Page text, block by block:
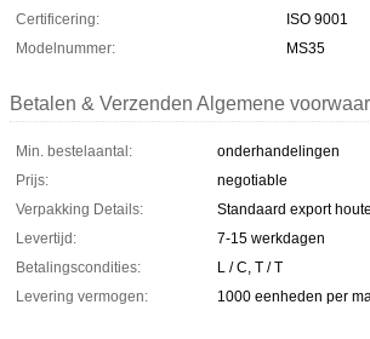
Certificering:
ISO 9001
Modelnummer:
MS35
Betalen & Verzenden Algemene
Min. bestelaantal:
onderhandelingen
Prijs:
negotiable
Verpakking Details:
Standaard export
Levertijd:
7-15 werkdagen
Betalingscondities:
L / C, T / T
Levering vermogen:
1000 eenheden per